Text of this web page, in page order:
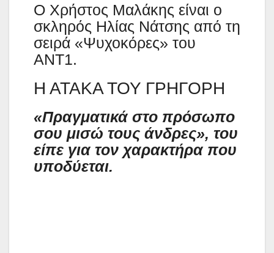
Ο Χρήστος Μαλάκης είναι ο
σκληρός Ηλίας Νάτσης από τη
σειρά «Ψυχοκόρες» του
ΑΝΤ1.
Η ΑΤΑΚΑ ΤΟΥ ΓΡΗΓΟΡΗ
«Πραγματικά στο πρόσωπo
σου μισώ τους άνδρες», του
είπε για τον χαρακτήρα που
υποδύεται.